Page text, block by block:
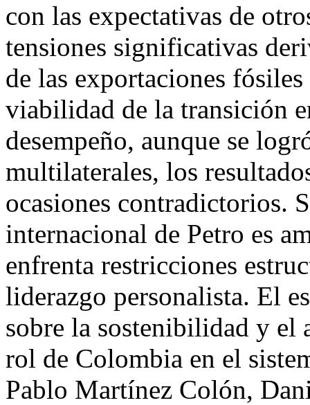
con las expectativas de
tensiones significativas
de las exportaciones
viabilidad de la transición
desempeño, aunque se
multilaterales, los
ocasiones contradictorios.
internacional de Petro es
enfrenta restricciones
liderazgo personalista. El
sobre la sostenibilidad y el
rol de Colombia en el
Pablo Martínez Colón,